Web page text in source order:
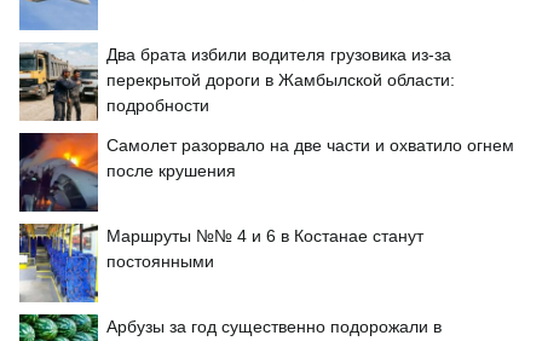
Два брата избили водителя грузовика из-за
перекрытой дороги в Жамбылской области:
подробности
Самолет разорвало на две части и охватило огнем
после крушения
Маршруты №№ 4 и 6 в Костанае станут
постоянными
Арбузы за год существенно подорожали в